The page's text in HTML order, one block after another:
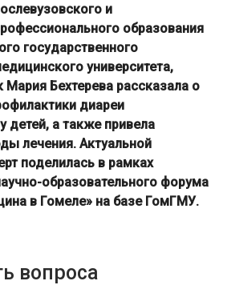
и
образования
государственного
университета,
Бехтерева рассказала о
диареи
детей, а также привела
лечения. Актуальной
поделилась в рамках
образовательного форума
в Гомеле» на базе ГомГМУ.
вопроса